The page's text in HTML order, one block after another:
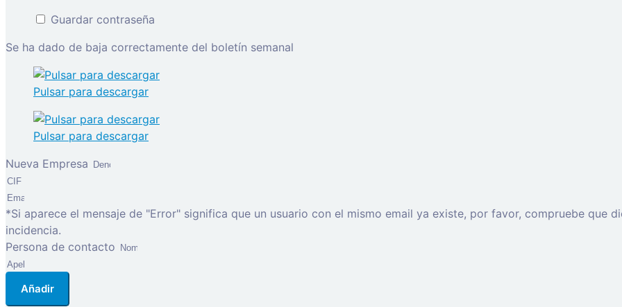
Guardar contraseña
Se ha dado de baja correctamente del boletín semanal
Pulsar para descargar
Pulsar para descargar
Nueva Empresa
*Si aparece el mensaje de "Error" significa que un usuario con el mismo email ya existe, por favor, compruebe que
incidencia.
Persona de contacto
Añadir